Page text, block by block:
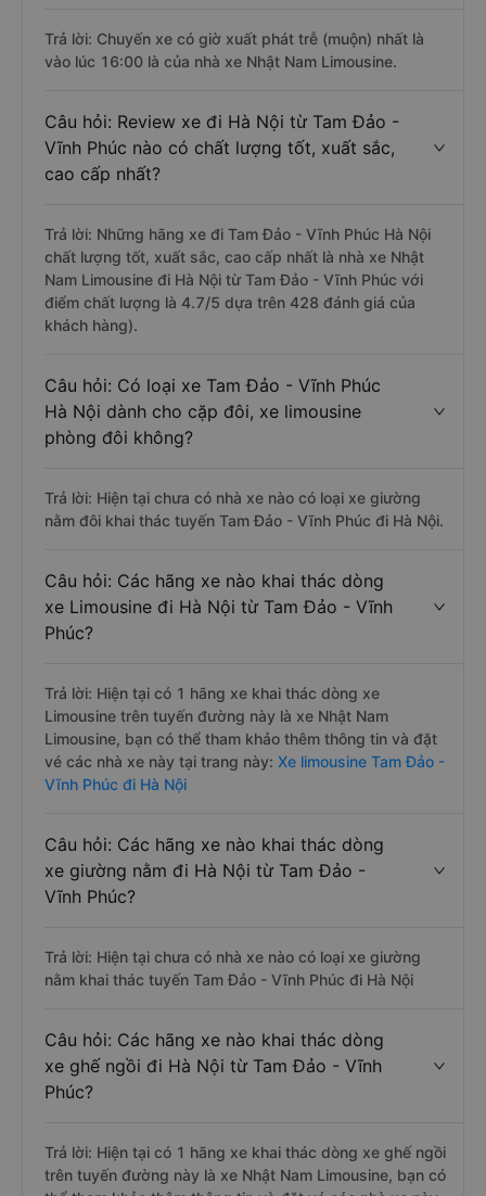
Trả lời: Chuyến xe có giờ xuất phát trễ (muộn) nhất là
vào lúc 16:00 là của nhà xe Nhật Nam Limousine.
Câu hỏi: Review xe đi Hà Nội từ Tam Đảo -
Vĩnh Phúc nào có chất lượng tốt, xuất sắc,
cao cấp nhất?
Trả lời: Những hãng xe đi Tam Đảo - Vĩnh Phúc Hà Nội
chất lượng tốt, xuất sắc, cao cấp nhất là nhà xe Nhật
Nam Limousine đi Hà Nội từ Tam Đảo - Vĩnh Phúc với
điểm chất lượng là 4.7/5 dựa trên 428 đánh giá của
khách hàng).
Câu hỏi: Có loại xe Tam Đảo - Vĩnh Phúc
Hà Nội dành cho cặp đôi, xe limousine
phòng đôi không?
Trả lời: Hiện tại chưa có nhà xe nào có loại xe giường
nằm đôi khai thác tuyến Tam Đảo - Vĩnh Phúc đi Hà Nội.
Câu hỏi: Các hãng xe nào khai thác dòng
xe Limousine đi Hà Nội từ Tam Đảo - Vĩnh
Phúc?
Trả lời: Hiện tại có 1 hãng xe khai thác dòng xe
Limousine trên tuyến đường này là xe Nhật Nam
Limousine, bạn có thể tham khảo thêm thông tin và đặt
vé các nhà xe này tại trang này: Xe limousine Tam Đảo -
Vĩnh Phúc đi Hà Nội
Câu hỏi: Các hãng xe nào khai thác dòng
xe giường nằm đi Hà Nội từ Tam Đảo -
Vĩnh Phúc?
Trả lời: Hiện tại chưa có nhà xe nào có loại xe giường
nằm khai thác tuyến Tam Đảo - Vĩnh Phúc đi Hà Nội
Câu hỏi: Các hãng xe nào khai thác dòng
xe ghế ngồi đi Hà Nội từ Tam Đảo - Vĩnh
Phúc?
Trả lời: Hiện tại có 1 hãng xe khai thác dòng xe ghế ngồi
trên tuyến đường này là xe Nhật Nam Limousine, bạn có